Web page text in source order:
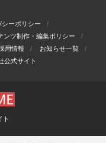
シーポリシー
ンツ制作・編集ポリシー
用情報
お知らせ一覧
公式サイト
ト